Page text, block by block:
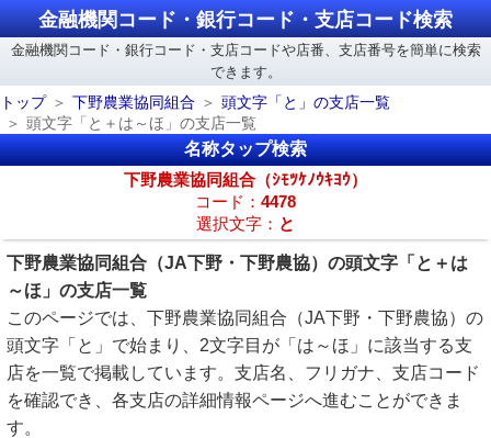
金融機関コード・銀行コード・支店コード検索
金融機関コード・銀行コード・支店コードや店番、支店番号を簡単に検索
できます。
トップ
下野農業協同組合
頭文字「と」の支店一覧
頭文字「と＋は～ほ」の支店一覧
名称タップ検索
下野農業協同組合（ｼﾓﾂｹﾉｳｷﾖｳ）
コード： 4478
選択文字： と
下野農業協同組合（JA下野・下野農協）の頭文字「と＋は
～ほ」の支店一覧
このページでは、下野農業協同組合（JA下野・下野農協）の
頭文字「と」で始まり、2文字目が「は～ほ」に該当する支
店を一覧で掲載しています。支店名、フリガナ、支店コード
を確認でき、各支店の詳細情報ページへ進むことができま
す。